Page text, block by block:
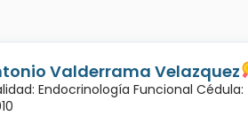
Valderrama Velazquez
Endocrinología Funcional Cédula: